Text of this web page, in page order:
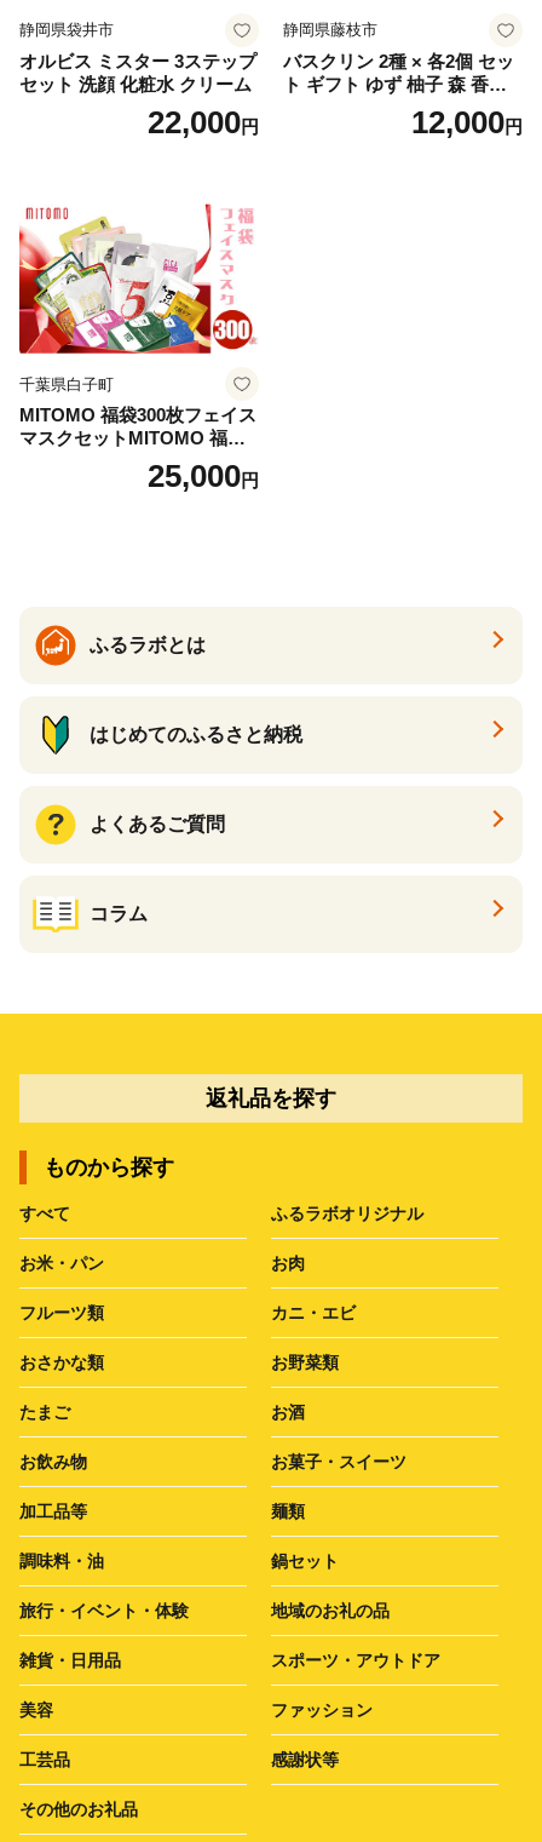
静岡県袋井市
オルビス ミスター 3ステップ
セット 洗顔 化粧水 クリーム
22,000円
静岡県藤枝市
バスクリン 2種 × 各2個 セッ
ト ギフト ゆず 柚子 森 香り
日用品 お風呂 バス用品 温活
アロマ 香り まとめ買い静岡
12,000円
千葉県白子町
MITOMO 福袋300枚フェイス
マスクセットMITOMO 福袋3
00枚フェイスマスクセット
ふるさと納税 パック ファイ
25,000円
ふるラボとは
はじめてのふるさと納税
よくあるご質問
コラム
返礼品を探す
ものから探す
すべて ふるラボオリジナル
お米・パン お肉
フルーツ類 カニ・エビ
おさかな類 お野菜類
たまご お酒
お飲み物 お菓子・スイーツ
加工品等 麺類
調味料・油 鍋セット
旅行・イベント・体験 地域のお礼の品
雑貨・日用品 スポーツ・アウトドア
美容 ファッション
工芸品 感謝状等
その他のお礼品